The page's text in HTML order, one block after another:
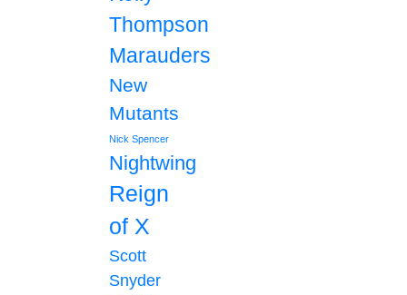
Thompson
Marauders
New
Mutants
Nick Spencer
Nightwing
Reign
of X
Scott
Snyder